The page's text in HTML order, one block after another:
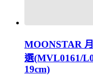
MOONSTAR
選(MVL0161/
19cm)